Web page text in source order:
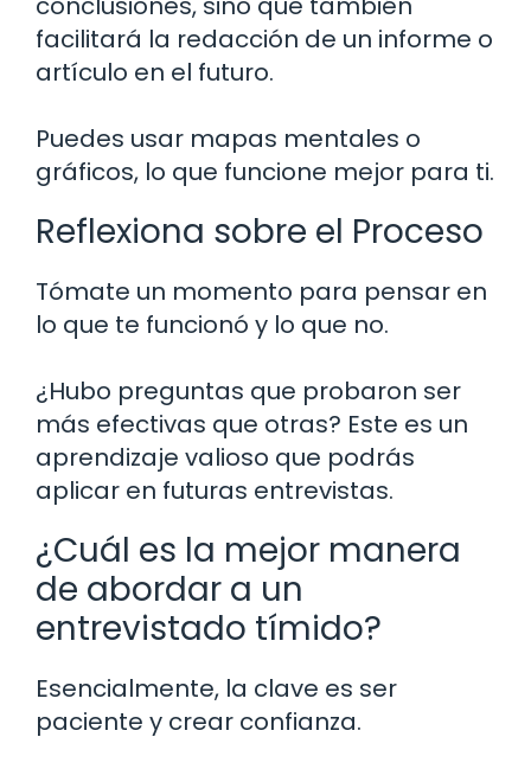
facilitará la redacción de un informe o
artículo en el futuro.
Puedes usar mapas mentales o
gráficos, lo que funcione mejor para ti.
Reflexiona sobre el Proceso
Tómate un momento para pensar en
lo que te funcionó y lo que no.
¿Hubo preguntas que probaron ser
más efectivas que otras? Este es un
aprendizaje valioso que podrás
aplicar en futuras entrevistas.
¿Cuál es la mejor manera
de abordar a un
entrevistado tímido?
Esencialmente, la clave es ser
paciente y crear confianza.